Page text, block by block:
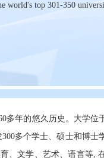
world's top 301-350
多年的悠久历史。大学位
多个学士、硕士和博士
、文学、艺术、语言等,